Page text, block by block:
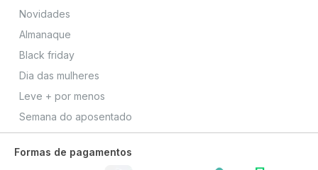
Novidades
Almanaque
Black friday
Dia das mulheres
Leve + por menos
Semana do aposentado
Formas de pagamentos